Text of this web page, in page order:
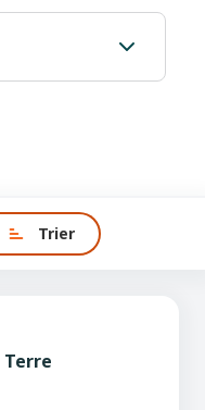
Trier
Terre